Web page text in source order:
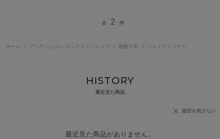
全 2 件
ホーム > アンテシュクレ オンラインショップ > 補整下着 > シェイプインナー
HISTORY
最近見た商品
履歴を残さない
最近見た商品がありません。